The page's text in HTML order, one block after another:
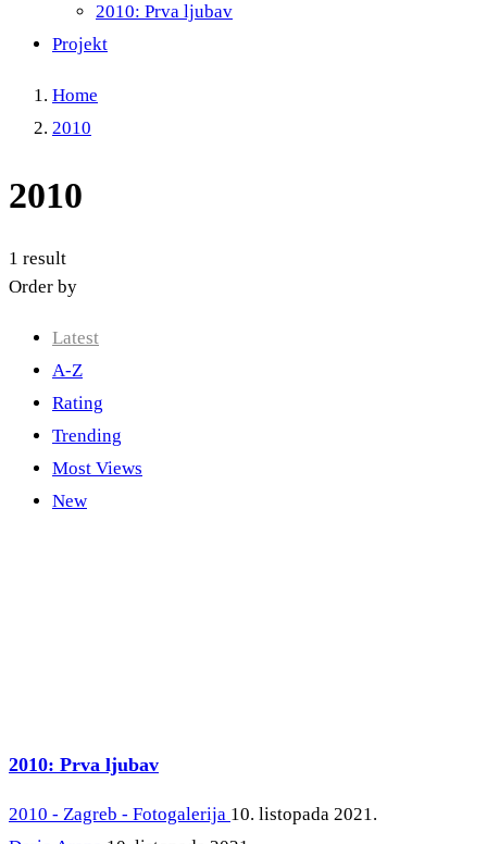
2010: Prva ljubav
Projekt
Home
2010
2010
1 result
Order by
Latest
A-Z
Rating
Trending
Most Views
New
2010: Prva ljubav
2010 - Zagreb - Fotogalerija 10. listopada 2021.